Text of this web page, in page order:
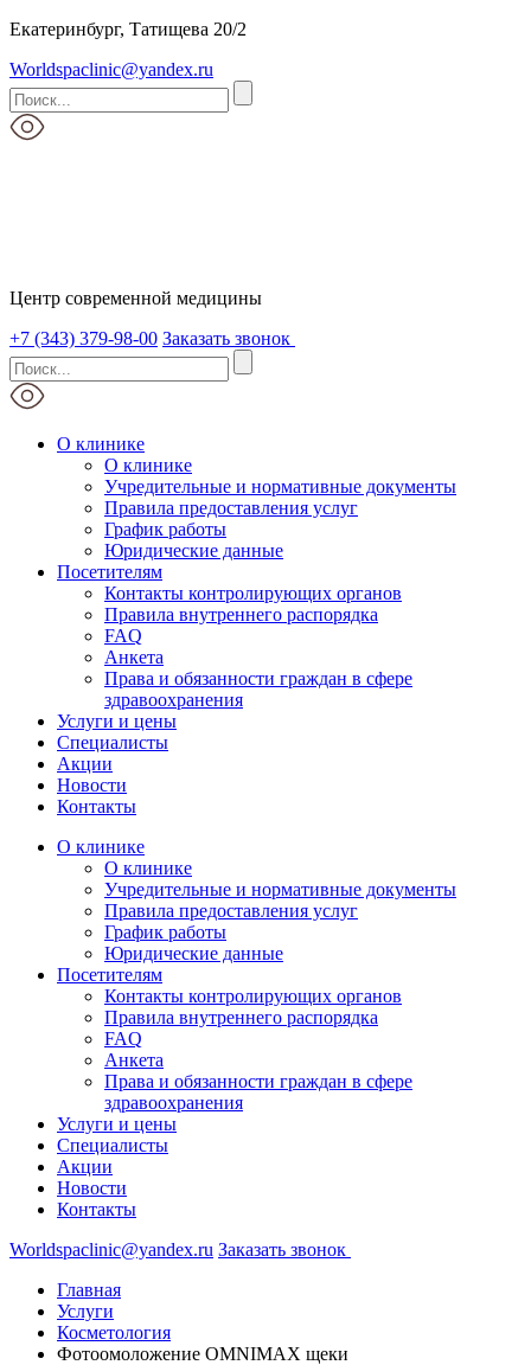
Екатеринбург, Татищева 20/2
Worldspaclinic@yandex.ru
Центр современной медицины
+7 (343) 379-98-00 Заказать звонок
О клинике
О клинике
Учредительные и нормативные документы
Правила предоставления услуг
График работы
Юридические данные
Посетителям
Контакты контролирующих органов
Правила внутреннего распорядка
FAQ
Анкета
Права и обязанности граждан в сфере
здравоохранения
Услуги и цены
Специалисты
Акции
Новости
Контакты
О клинике
О клинике
Учредительные и нормативные документы
Правила предоставления услуг
График работы
Юридические данные
Посетителям
Контакты контролирующих органов
Правила внутреннего распорядка
FAQ
Анкета
Права и обязанности граждан в сфере
здравоохранения
Услуги и цены
Специалисты
Акции
Новости
Контакты
Worldspaclinic@yandex.ru Заказать звонок
Главная
Услуги
Косметология
Фотоомоложение OMNIMAX щеки